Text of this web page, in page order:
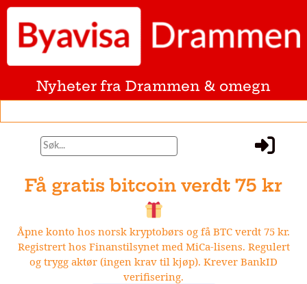
Nyheter fra Drammen & omegn
Få gratis bitcoin verdt 75 kr
Åpne konto hos norsk kryptobørs og få BTC verdt 75 kr.
Registrert hos Finanstilsynet med MiCa-lisens. Regulert
og trygg aktør (ingen krav til kjøp). Krever BankID
verifisering.